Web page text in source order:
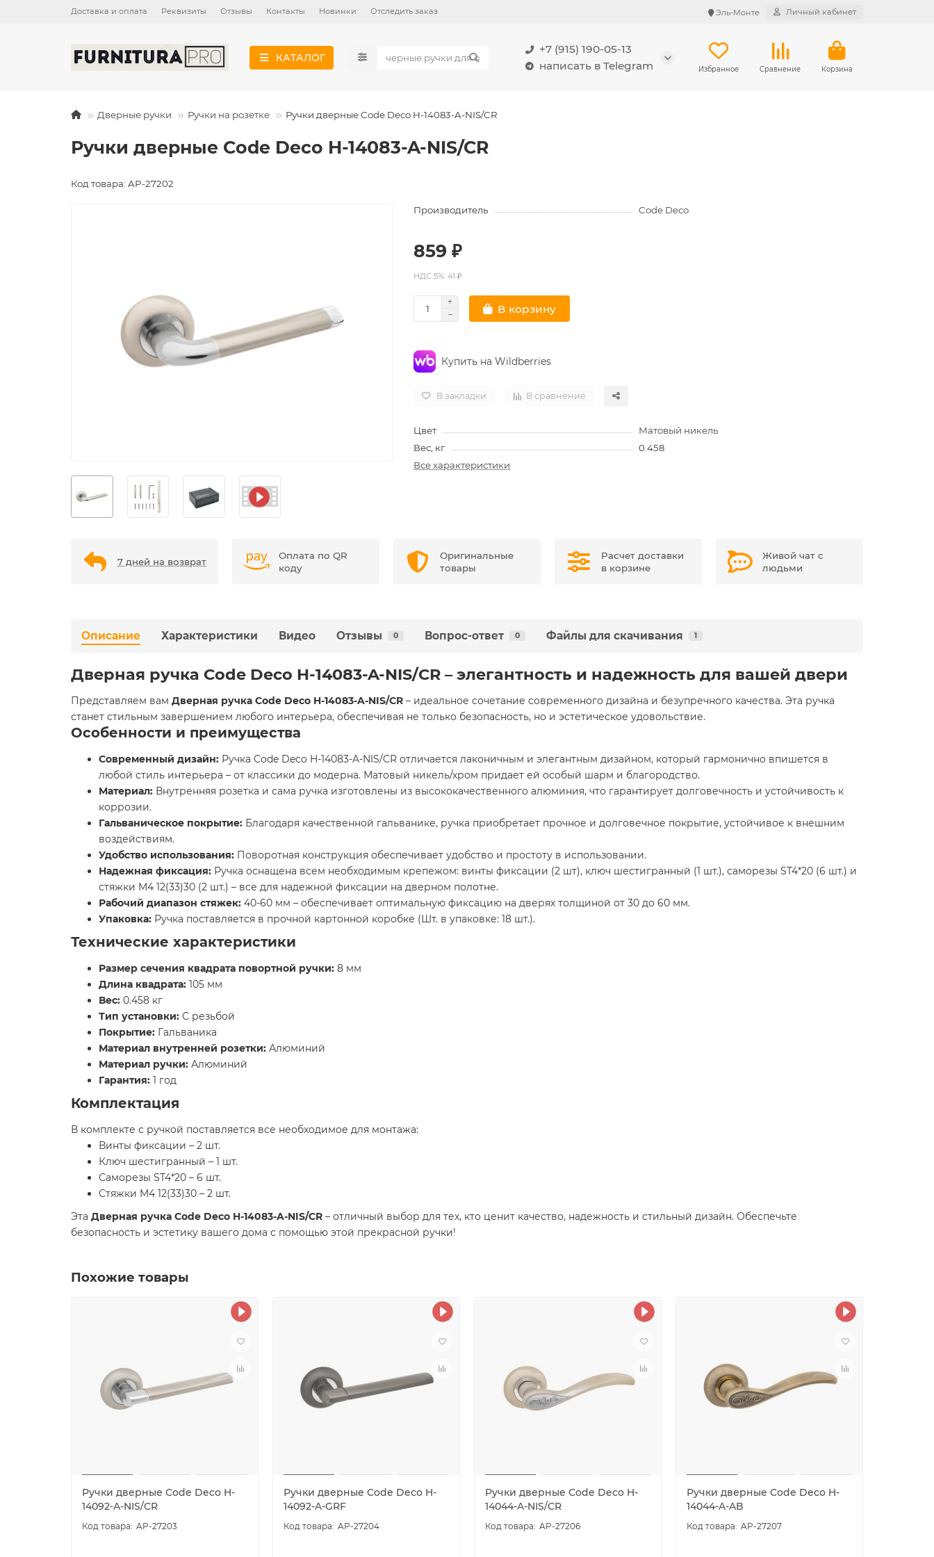
Доставка и оплата Реквизиты Отзывы Контакты Новинки Отследить заказ Эль-Монте Личный кабинет
КАТАЛОГ
+7 (915) 190-05-13
написать в Telegram
Избранное Сравнение Корзина
Дверные ручки Ручки на розетке Ручки дверные Code Deco H-14083-A-NIS/CR
Ручки дверные Code Deco H-14083-A-NIS/CR
Код товара: AP-27202
Производитель Code Deco
859 ₽
НДС 5%: 41 ₽
В корзину
Купить на Wildberries
В закладки В сравнение
Цвет
Матовый никель
Вес, кг
0.458
Все характеристики
7 дней на возврат
Оплата по QR
коду
Оригинальные
товары
Расчет доставки
в корзине
Живой чат с
людьми
Описание Характеристики Видео Отзывы 0 Вопрос-ответ 0 Файлы для скачивания 1
Дверная ручка Code Deco H-14083-A-NIS/CR – элегантность и надежность для вашей двери
Представляем вам Дверная ручка Code Deco H-14083-A-NIS/CR – идеальное сочетание современного дизайна и безупречного качества. Эта ручка
станет стильным завершением любого интерьера, обеспечивая не только безопасность, но и эстетическое удовольствие.
Особенности и преимущества
Современный дизайн: Ручка Code Deco H-14083-A-NIS/CR отличается лаконичным и элегантным дизайном, который гармонично впишется в
любой стиль интерьера – от классики до модерна. Матовый никель/хром придает ей особый шарм и благородство.
Материал: Внутренняя розетка и сама ручка изготовлены из высококачественного алюминия, что гарантирует долговечность и устойчивость к
коррозии.
Гальваническое покрытие: Благодаря качественной гальванике, ручка приобретает прочное и долговечное покрытие, устойчивое к внешним
воздействиям.
Удобство использования: Поворотная конструкция обеспечивает удобство и простоту в использовании.
Надежная фиксация: Ручка оснащена всем необходимым крепежом: винты фиксации (2 шт), ключ шестигранный (1 шт.), саморезы ST4*20 (6 шт.) и
стяжки M4 12(33)30 (2 шт.) – все для надежной фиксации на дверном полотне.
Рабочий диапазон стяжек: 40-60 мм – обеспечивает оптимальную фиксацию на дверях толщиной от 30 до 60 мм.
Упаковка: Ручка поставляется в прочной картонной коробке (Шт. в упаковке: 18 шт.).
Технические характеристики
Размер сечения квадрата повортной ручки: 8 мм
Длина квадрата: 105 мм
Вес: 0.458 кг
Тип установки: С резьбой
Покрытие: Гальваника
Материал внутренней розетки: Алюминий
Материал ручки: Алюминий
Гарантия: 1 год
Комплектация
В комплекте с ручкой поставляется все необходимое для монтажа:
Винты фиксации – 2 шт.
Ключ шестигранный – 1 шт.
Саморезы ST4*20 – 6 шт.
Стяжки M4 12(33)30 – 2 шт.
Эта Дверная ручка Code Deco H-14083-A-NIS/CR – отличный выбор для тех, кто ценит качество, надежность и стильный дизайн. Обеспечьте
безопасность и эстетику вашего дома с помощью этой прекрасной ручки!
Похожие товары
Ручки дверные Code Deco H-
14092-A-NIS/CR
AP-27203
Ручки дверные Code Deco H-
14092-A-GRF
AP-27204
Ручки дверные Code Deco H-
14044-A-NIS/CR
AP-27206
Ручки дверные Code Deco H-
14044-A-AB
AP-27207